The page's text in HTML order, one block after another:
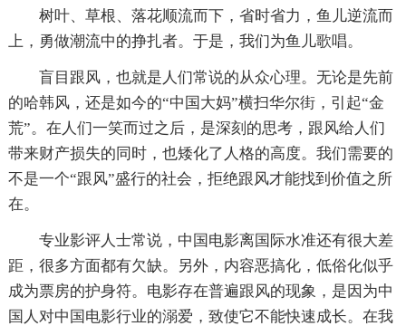
树叶、草根、落花顺流而下，省时省力，鱼儿逆流而
上，勇做潮流中的挣扎者。于是，我们为鱼儿歌唱。
盲目跟风，也就是人们常说的从众心理。无论是先前
的哈韩风，还是如今的“中国大妈”横扫华尔街，引起“金
荒”。在人们一笑而过之后，是深刻的思考，跟风给人们
带来财产损失的同时，也矮化了人格的高度。我们需要的
不是一个“跟风”盛行的社会，拒绝跟风才能找到价值之所
在。
专业影评人士常说，中国电影离国际水准还有很大差
距，很多方面都有欠缺。另外，内容恶搞化，低俗化似乎
成为票房的护身符。电影存在普遍跟风的现象，是因为中
国人对中国电影行业的溺爱，致使它不能快速成长。在我